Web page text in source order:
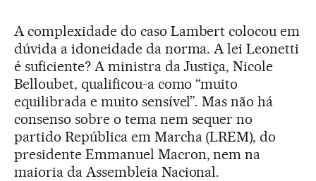
A complexidade do caso Lambert colocou em
dúvida a idoneidade da norma. A lei Leonetti
é suficiente? A ministra da Justiça, Nicole
Belloubet, qualificou-a como “muito
equilibrada e muito sensível”. Mas não há
consenso sobre o tema nem sequer no
partido República em Marcha (LREM), do
presidente Emmanuel Macron, nem na
maioria da Assembleia Nacional.